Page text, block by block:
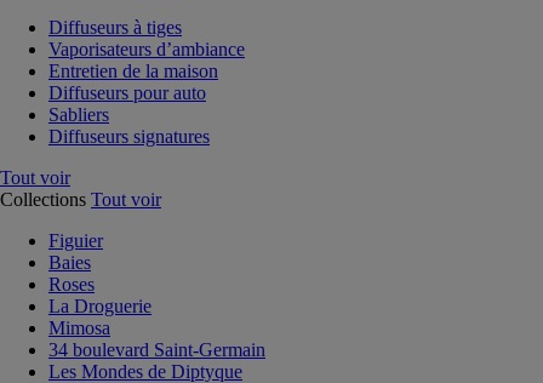
Diffuseurs à tiges
Vaporisateurs d’ambiance
Entretien de la maison
Diffuseurs pour auto
Sabliers
Diffuseurs signatures
Tout voir
Collections Tout voir
Figuier
Baies
Roses
La Droguerie
Mimosa
34 boulevard Saint-Germain
Les Mondes de Diptyque